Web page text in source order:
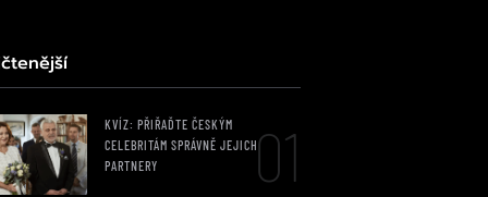
KVÍZ: PŘIŘAĎTE ČESKÝM
CELEBRITÁM SPRÁVNĚ JEJICH
PARTNERY
01